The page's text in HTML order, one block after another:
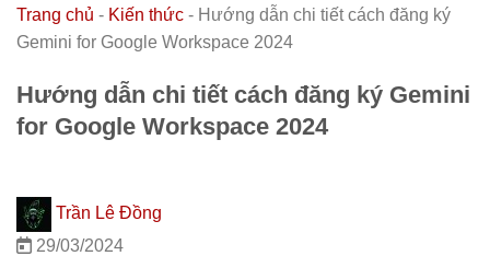
Trang chủ - Kiến thức - Hướng dẫn chi tiết cách đăng ký
Gemini for Google Workspace 2024
Hướng dẫn chi tiết cách đăng ký Gemini
for Google Workspace 2024
Trần Lê Đồng
29/03/2024